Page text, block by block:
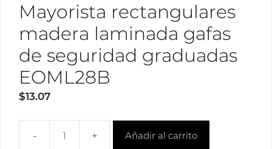
Mayorista rectangulares
madera laminada gafas
de seguridad graduadas
EOML28B
$13.07
Mayorista
Añadir al carrito